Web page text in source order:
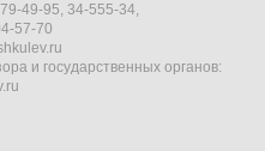
49-95, 34-555-34,
57-70
и государственных органов: